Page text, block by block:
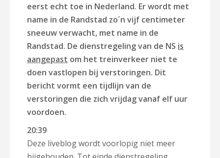
eerst echt toe in Nederland. Er wordt met
name in de Randstad zo´n vijf centimeter
sneeuw verwacht, met name in de
Randstad. De dienstregeling van de NS is
aangepast om het treinverkeer niet te
doen vastlopen bij verstoringen. Dit
bericht vormt een tijdlijn van de
verstoringen die zich vrijdag vanaf elf uur
voordoen.
20:39
Deze liveblog wordt voorlopig niet meer